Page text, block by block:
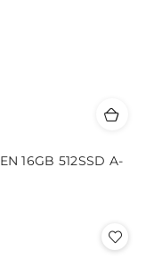
16GB 512SSD A-